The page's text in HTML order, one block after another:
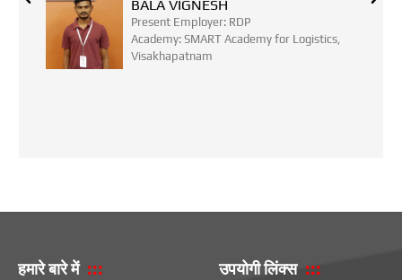
well as my graduation."
SHAIK SHABUDDIN
हमारे बारे में उपयोगी लिंक्स